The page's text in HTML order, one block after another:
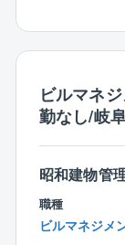
・積算業務、
・各種必要書
※現場は岐阜
【加藤建設の
◎一生に一度
ビルマネ
勤なし/岐
昭和建物管
職種
ビルマネジメ